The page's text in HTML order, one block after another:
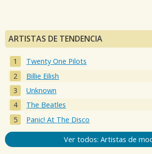
ARTISTAS DE TENDENCIA
Twenty One Pilots
Billie Eilish
Unknown
The Beatles
Panic! At The Disco
Ver todos: Artistas de